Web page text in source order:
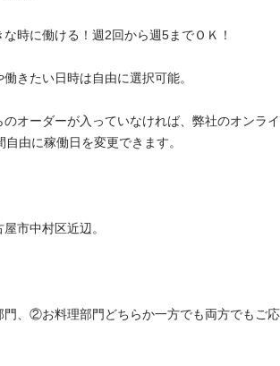
な時に働ける！週2回から週5までＯＫ！
きたい日時は自由に選択可能。
のオーダーが入っていなければ、弊社のオンラ
自由に稼働日を変更できます。
市中村区近辺。
、②お料理部門どちらか一方でも両方でもご